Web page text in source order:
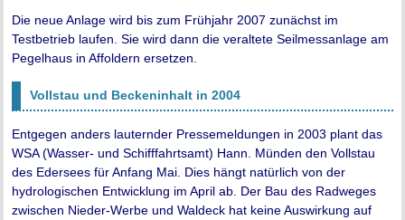
Die neue Anlage wird bis zum Frühjahr 2007 zunächst im
Testbetrieb laufen. Sie wird dann die veraltete Seilmessanlage am
Pegelhaus in Affoldern ersetzen.
Vollstau und Beckeninhalt in 2004
Entgegen anders lauternder Pressemeldungen in 2003 plant das
WSA (Wasser- und Schifffahrtsamt) Hann. Münden den Vollstau
des Edersees für Anfang Mai. Dies hängt natürlich von der
hydrologischen Entwicklung im April ab. Der Bau des Radweges
zwischen Nieder-Werbe und Waldeck hat keine Auswirkung auf